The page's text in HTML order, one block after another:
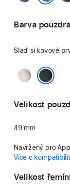
jasně
modrá
Barva
Slaď si kovové
Přírodní
Velikost
49 mm
Navržený pro
Více o
Velikost